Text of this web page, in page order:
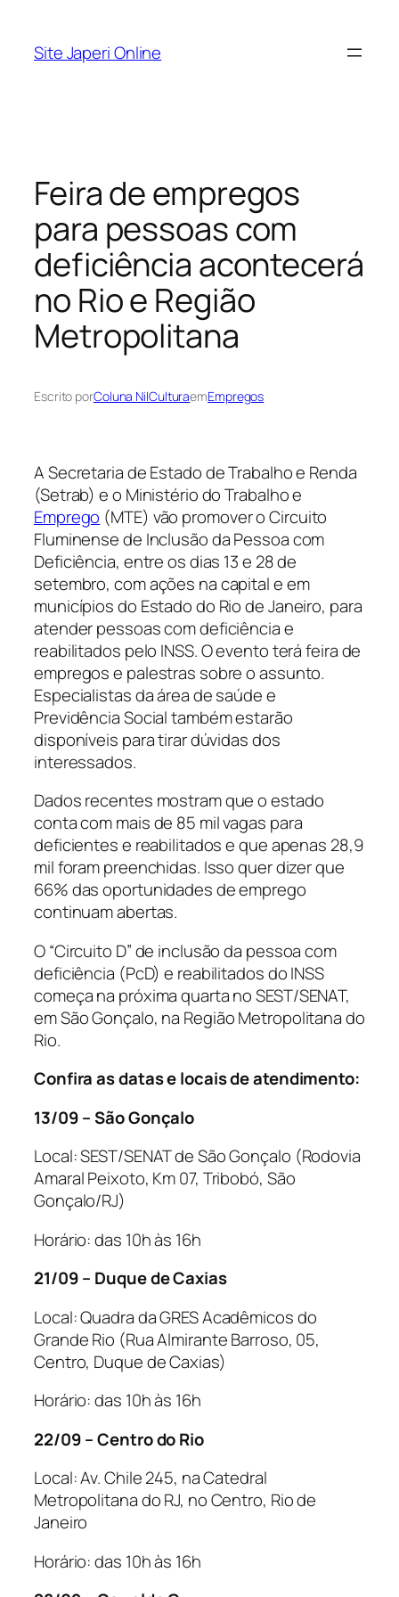
Site Japeri Online
Feira de empregos
para pessoas com
deficiência acontecerá
no Rio e Região
Metropolitana
Escrito porColuna NilCulturaemEmpregos
A Secretaria de Estado de Trabalho e Renda
(Setrab) e o Ministério do Trabalho e
Emprego (MTE) vão promover o Circuito
Fluminense de Inclusão da Pessoa com
Deficiência, entre os dias 13 e 28 de
setembro, com ações na capital e em
municípios do Estado do Rio de Janeiro, para
atender pessoas com deficiência e
reabilitados pelo INSS. O evento terá feira de
empregos e palestras sobre o assunto.
Especialistas da área de saúde e
Previdência Social também estarão
disponíveis para tirar dúvidas dos
interessados.
Dados recentes mostram que o estado
conta com mais de 85 mil vagas para
deficientes e reabilitados e que apenas 28,9
mil foram preenchidas. Isso quer dizer que
66% das oportunidades de emprego
continuam abertas.
O “Circuito D” de inclusão da pessoa com
deficiência (PcD) e reabilitados do INSS
começa na próxima quarta no SEST/SENAT,
em São Gonçalo, na Região Metropolitana do
Rio.
Confira as datas e locais de atendimento:
13/09 – São Gonçalo
Local: SEST/SENAT de São Gonçalo (Rodovia
Amaral Peixoto, Km 07, Tribobó, São
Gonçalo/RJ)
Horário: das 10h às 16h
21/09 – Duque de Caxias
Local: Quadra da GRES Acadêmicos do
Grande Rio (Rua Almirante Barroso, 05,
Centro, Duque de Caxias)
Horário: das 10h às 16h
22/09 – Centro do Rio
Local: Av. Chile 245, na Catedral
Metropolitana do RJ, no Centro, Rio de
Janeiro
Horário: das 10h às 16h